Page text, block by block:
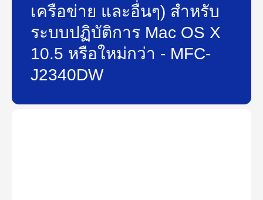
เครือข่าย และอื่นๆ) สำหรับ
ระบบปฏิบัติการ Mac OS X
10.5 หรือใหม่กว่า - MFC-
J2340DW